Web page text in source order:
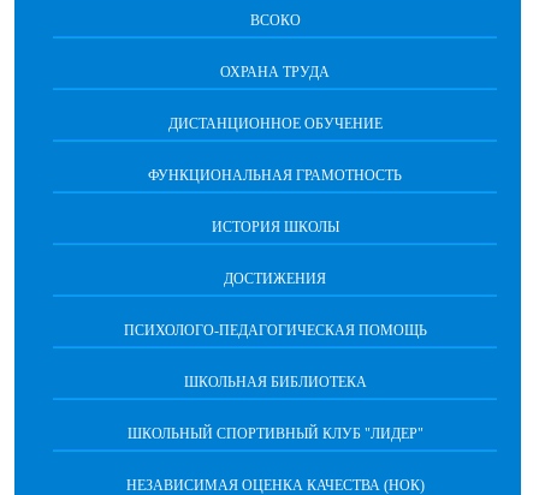
ВСОКО
ОХРАНА ТРУДА
ДИСТАНЦИОННОЕ ОБУЧЕНИЕ
ФУНКЦИОНАЛЬНАЯ ГРАМОТНОСТЬ
ИСТОРИЯ ШКОЛЫ
ДОСТИЖЕНИЯ
ПСИХОЛОГО-ПЕДАГОГИЧЕСКАЯ ПОМОЩЬ
ШКОЛЬНАЯ БИБЛИОТЕКА
ШКОЛЬНЫЙ СПОРТИВНЫЙ КЛУБ "ЛИДЕР"
НЕЗАВИСИМАЯ ОЦЕНКА КАЧЕСТВА (НОК)